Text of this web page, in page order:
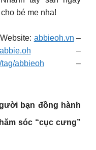
bé mẹ nha!
abbieoh.vn –
–
abbieoh –
bạn đồng hành
sóc “cục cưng”